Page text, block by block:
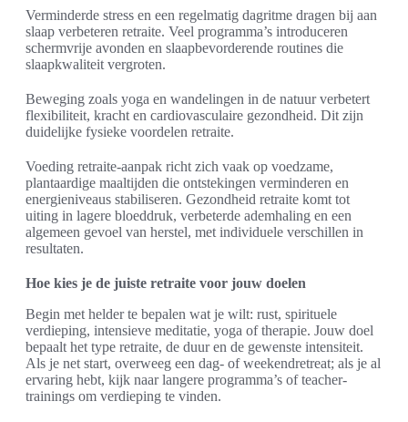
Verminderde stress en een regelmatig dagritme dragen bij aan
slaap verbeteren retraite. Veel programma’s introduceren
schermvrije avonden en slaapbevorderende routines die
slaapkwaliteit vergroten.
Beweging zoals yoga en wandelingen in de natuur verbetert
flexibiliteit, kracht en cardiovasculaire gezondheid. Dit zijn
duidelijke fysieke voordelen retraite.
Voeding retraite-aanpak richt zich vaak op voedzame,
plantaardige maaltijden die ontstekingen verminderen en
energieniveaus stabiliseren. Gezondheid retraite komt tot
uiting in lagere bloeddruk, verbeterde ademhaling en een
algemeen gevoel van herstel, met individuele verschillen in
resultaten.
Hoe kies je de juiste retraite voor jouw doelen
Begin met helder te bepalen wat je wilt: rust, spirituele
verdieping, intensieve meditatie, yoga of therapie. Jouw doel
bepaalt het type retraite, de duur en de gewenste intensiteit.
Als je net start, overweeg een dag- of weekendretreat; als je al
ervaring hebt, kijk naar langere programma’s of teacher-
trainings om verdieping te vinden.